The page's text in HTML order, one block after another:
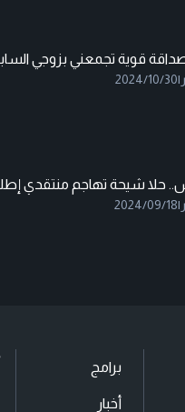
قوية تجمعني بزوجي
|
2024/10/30
شيحة تهاجم منتقدي
|
2024/09/18
برامج
أخبار